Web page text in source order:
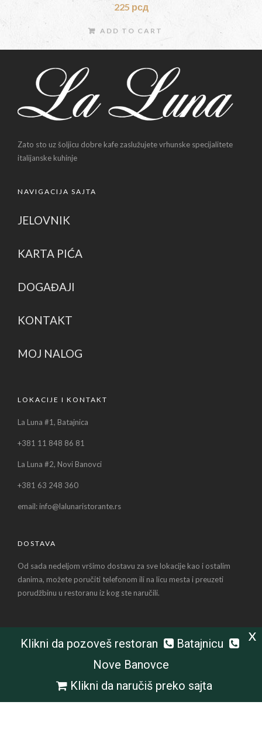
225 рсд
ADD TO CART
Zato sto uz šoljicu dobre kafe zaslužujete vrhunske specijalitete
italijanske kuhinje
NAVIGACIJA SAJTA
JELOVNIK
KARTA PIĆA
DOGAĐAJI
KONTAKT
MOJ NALOG
LOKACIJE I KONTAKT
La Luna #1, Batajnica
+381 11 848 86 81
La Luna #2, Novi Banovci
+381 63 248 360
email: info@lalunaristorante.rs
DOSTAVA
Od sada nedeljom vršimo dostavu za sve lokacije kao i ostalim
danima, možete poručiti telefonom ili na licu mesta i preuzeti
porudžbinu u restoranu iz kog ste naručili.
© Copyright La Luna restorani | By E Scape
Klikni da pozoveš restoran
Batajnicu
Nove Banovce
Klikni da naručiš preko sajta
X